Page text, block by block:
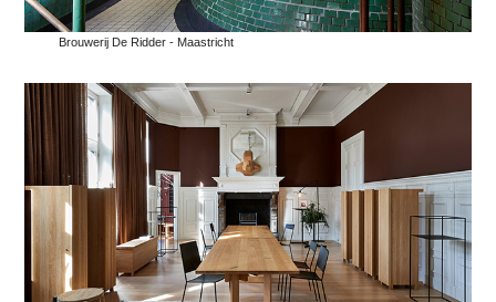
Brouwerij De Ridder - Maastricht